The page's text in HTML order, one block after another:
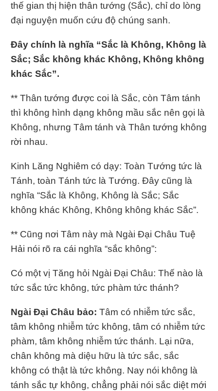
thế gian thị hiện thân tướng (Sắc), chỉ do lòng
đại nguyện muốn cứu độ chúng sanh.
Ðây chính là nghĩa “Sắc là Không, Không là
Sắc; Sắc không khác Không, Không không
khác Sắc”.
** Thân tướng được coi là Sắc, còn Tâm tánh
thì không hình dạng không mầu sắc nên gọi là
Không, nhưng Tâm tánh và Thân tướng không
rời nhau.
Kinh Lăng Nghiêm có dạy: Toàn Tướng tức là
Tánh, toàn Tánh tức là Tướng. Ðây cũng là
nghĩa “Sắc là Không, Không là Sắc; Sắc
không khác Không, Không không khác Sắc”.
** Cũng nơi Tâm này mà Ngài Ðại Châu Tuệ
Hải nói rõ ra cái nghĩa “sắc không”:
Có một vị Tăng hỏi Ngài Ðại Châu: Thế nào là
tức sắc tức không, tức phàm tức thánh?
Ngài Ðại Châu bảo: Tâm có nhiễm tức sắc,
tâm không nhiễm tức không, tâm có nhiễm tức
phàm, tâm không nhiễm tức thánh. Lại nữa,
chân không mà diệu hữu là tức sắc, sắc
không có thật là tức không. Nay nói không là
tánh sắc tự không, chẳng phải nói sắc diệt mới